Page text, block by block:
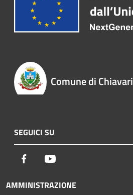
Comune di Chiavari
SEGUICI SU
Facebook
AMMINISTRAZIONE